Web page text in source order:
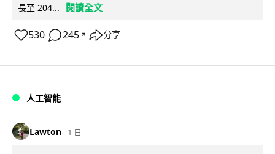
長至 204...
閱讀全文
530 245 ↗ 分享
人工智能
Lawton 1 日